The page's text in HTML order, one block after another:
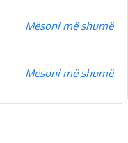
Mësoni më shumë
Mësoni më shumë